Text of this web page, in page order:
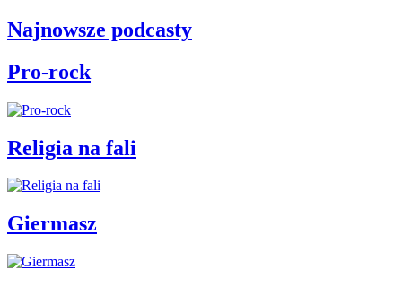
Najnowsze podcasty
Pro-rock
Religia na fali
Giermasz